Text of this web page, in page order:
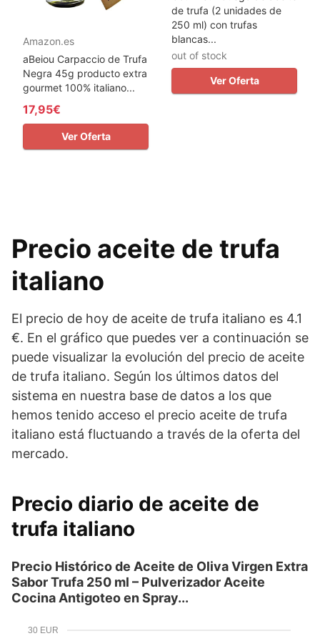
Amazon.es
aBeiou Carpaccio de Trufa
Negra 45g producto extra
gourmet 100% italiano...
17,95€
Ver Oferta
de trufa (2 unidades de
250 ml) con trufas
blancas...
out of stock
Ver Oferta
Precio aceite de trufa
italiano
El precio de hoy de aceite de trufa italiano es 4.1
€. En el gráfico que puedes ver a continuación se
puede visualizar la evolución del precio de aceite
de trufa italiano. Según los últimos datos del
sistema en nuestra base de datos a los que
hemos tenido acceso el precio aceite de trufa
italiano está fluctuando a través de la oferta del
mercado.
Precio diario de aceite de
trufa italiano
Precio Histórico de Aceite de Oliva Virgen Extra
Sabor Trufa 250 ml – Pulverizador Aceite
Cocina Antigoteo en Spray...
30 EUR